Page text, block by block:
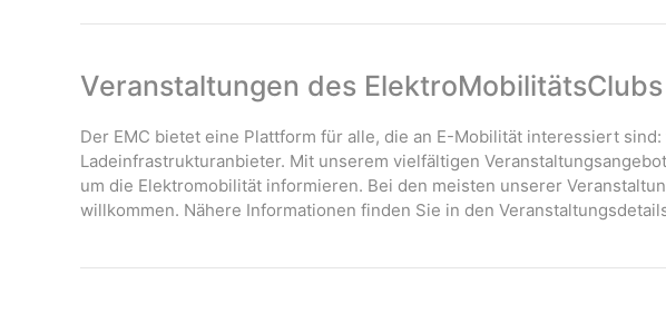
Veranstaltungen des
Der EMC bietet eine Plattform für alle, die an E-Mobilität interessiert
Ladeinfrastrukturanbieter. Mit unserem vielfältigen
um die Elektromobilität informieren. Bei den meisten unserer
willkommen. Nähere Informationen finden Sie in den